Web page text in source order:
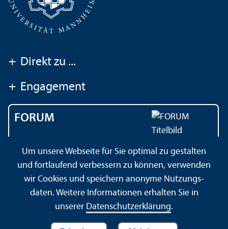
+ Direkt zu ...
+ Engagement
FORUM
Universität Mannheim
Impressum Datenschutz­erklärung Sitemap
Um unsere Webseite für Sie optimal zu gestalten
und fortlaufend verbessern zu können, verwenden
wir Cookies und speichern anonyme Nutzungs­
daten. Weitere Informationen erhalten Sie in
unserer Datenschutz­erklärung.